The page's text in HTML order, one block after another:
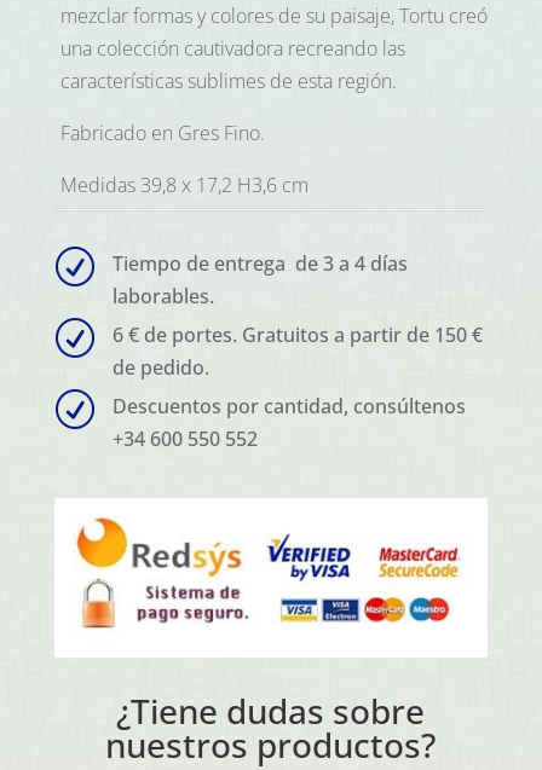
mezclar formas y colores de su paisaje, Tortu creó
una colección cautivadora recreando las
características sublimes de esta región.
Fabricado en Gres Fino.
Medidas 39,8 x 17,2 H3,6 cm
R
Tiempo de entrega de 3 a 4 días
laborables.
R
6 € de portes. Gratuitos a partir de 150 €
de pedido.
R
Descuentos por cantidad, consúltenos
+34 600 550 552
¿Tiene dudas sobre
nuestros productos?